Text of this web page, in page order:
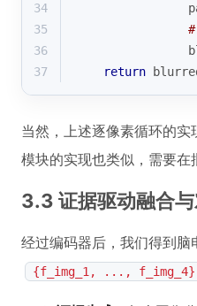
34
35
36
37
return
当然，上述逐像素循环的
模块的实现也类似，需要
3.3 证据驱动融合
经过编码器后，我们得到脑
{f_img_1, ..., f_img_4}